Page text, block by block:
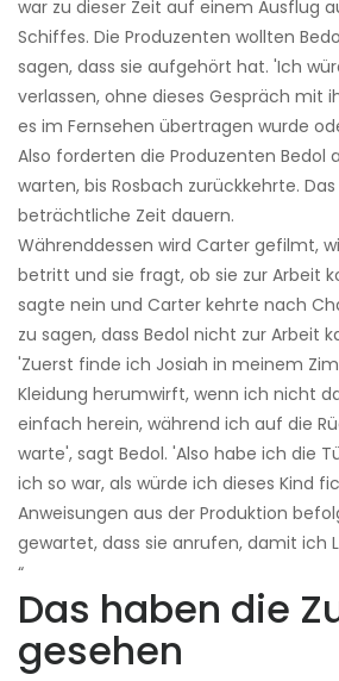
war zu dieser Zeit auf einem Ausflug
Schiffes. Die Produzenten wollten
sagen, dass sie aufgehört hat. 'Ich
verlassen, ohne dieses Gespräch mit
es im Fernsehen übertragen wurde
Also forderten die Produzenten Bedol
warten, bis Rosbach zurückkehrte.
beträchtliche Zeit dauern.
Währenddessen wird Carter gefilmt,
betritt und sie fragt, ob sie zur Arbeit
sagte nein und Carter kehrte nach
zu sagen, dass Bedol nicht zur Arbeit
'Zuerst finde ich Josiah in meinem
Kleidung herumwirft, wenn ich nicht
einfach herein, während ich auf die
warte', sagt Bedol. 'Also habe ich die
ich so war, als würde ich dieses Kind
Anweisungen aus der Produktion
gewartet, dass sie anrufen, damit ich
“
Das haben die
gesehen